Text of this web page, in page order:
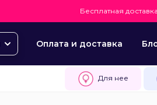
Бесплатная
Оплата и доставка
Для нее